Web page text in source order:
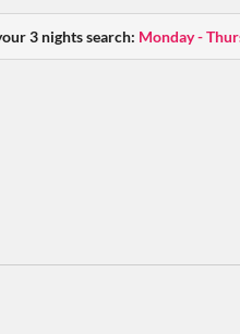
3 nights search: Monday -